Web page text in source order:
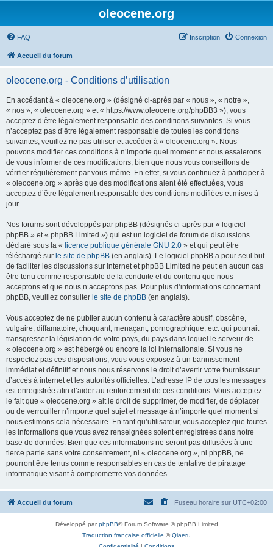
oleocene.org
FAQ Connexion
Inscription
Accueil du forum
oleocene.org - Conditions d’utilisation
En accédant à « oleocene.org » (désigné ci-après par « nous », « notre »,
« nos », « oleocene.org » et « https://www.oleocene.org/phpBB3 »), vous
acceptez d’être légalement responsable des conditions suivantes. Si vous
n’acceptez pas d’être légalement responsable de toutes les conditions
suivantes, veuillez ne pas utiliser et accéder à « oleocene.org ». Nous
pouvons modifier ces conditions à n’importe quel moment et nous essaierons
de vous informer de ces modifications, bien que nous vous conseillons de
vérifier régulièrement par vous-même. En effet, si vous continuez à participer à
« oleocene.org » après que des modifications aient été effectuées, vous
acceptez d’être légalement responsable des conditions modifiées et mises à
jour.
Nos forums sont développés par phpBB (désignés ci-après par « logiciel
phpBB » et « phpBB Limited ») qui est un logiciel de forum de discussions
déclaré sous la « licence publique générale GNU 2.0 » et qui peut être
téléchargé sur le site de phpBB (en anglais). Le logiciel phpBB a pour seul but
de faciliter les discussions sur internet et phpBB Limited ne peut en aucun cas
être tenu comme responsable de la conduite et du contenu que nous
acceptons et que nous n’acceptons pas. Pour plus d’informations concernant
phpBB, veuillez consulter le site de phpBB (en anglais).
Vous acceptez de ne publier aucun contenu à caractère abusif, obscène,
vulgaire, diffamatoire, choquant, menaçant, pornographique, etc. qui pourrait
transgresser la législation de votre pays, du pays dans lequel le serveur de
« oleocene.org » est hébergé ou encore la loi internationale. Si vous ne
respectez pas ces dispositions, vous vous exposez à un bannissement
immédiat et définitif et nous nous réservons le droit d’avertir votre fournisseur
d’accès à internet et les autorités officielles. L’adresse IP de tous les messages
est enregistrée afin d’aider au renforcement de ces conditions. Vous acceptez
le fait que « oleocene.org » ait le droit de supprimer, de modifier, de déplacer
ou de verrouiller n’importe quel sujet et message à n’importe quel moment si
nous estimons cela nécessaire. En tant qu’utilisateur, vous acceptez que toutes
les informations que vous avez renseignées soient enregistrées dans notre
base de données. Bien que ces informations ne seront pas diffusées à une
tierce partie sans votre consentement, ni « oleocene.org », ni phpBB, ne
pourront être tenus comme responsables en cas de tentative de piratage
informatique visant à compromettre vos données.
Accueil du forum Fuseau horaire sur UTC+02:00
Développé parphpBB® Forum Software © phpBB Limited
Traduction française officielle ©Qiaeru